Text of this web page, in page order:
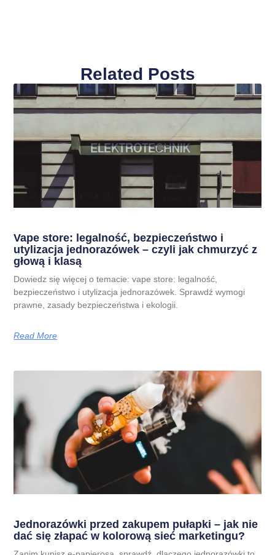
Related Posts
Vape store: legalność, bezpieczeństwo i
utylizacja jednorazówek – czyli jak chmurzyć z
głową i klasą
Dowiedz się więcej o temacie: vape store: legalność,
bezpieczeństwo i utylizacja jednorazówek. Sprawdź wymogi
prawne, zasady bezpieczeństwa i ekologii.
Read More
Jednorazówki przed zakupem pułapki – jak nie
dać się złapać w kolorową sieć marketingu?